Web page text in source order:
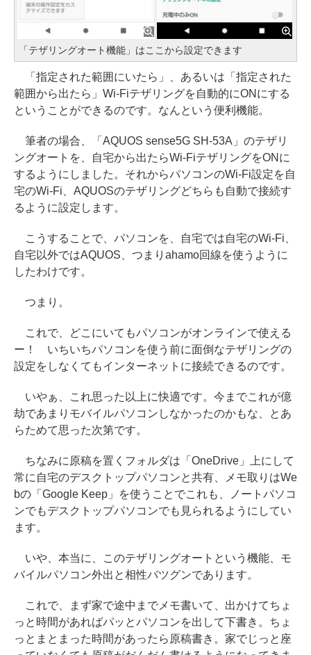
「テザリングオート機能」はここから設定できます
「指定された範囲にいたら」、あるいは「指定された
範囲から出たら」Wi-Fiテザリングを自動的にONにする
ということができるのです。なんという便利機能。
筆者の場合、「AQUOS sense5G SH-53A」のテザリ
ングオートを、自宅から出たらWi-FiテザリングをONに
するようにしました。それからパソコンのWi-Fi設定を自
宅のWi-Fi、AQUOSのテザリングどちらも自動で接続す
るように設定します。
こうすることで、パソコンを、自宅では自宅のWi-Fi、
自宅以外ではAQUOS、つまりahamo回線を使うように
したわけです。
つまり。
これで、どこにいてもパソコンがオンラインで使える
ー！ いちいちパソコンを使う前に面倒なテザリングの
設定をしなくてもインターネットに接続できるのです。
いやぁ、これ思った以上に快適です。今までこれが億
劫であまりモバイルパソコンしなかったのかもな、とあ
らためて思った次第です。
ちなみに原稿を置くフォルダは「OneDrive」上にして
常に自宅のデスクトップパソコンと共有、メモ取りはWe
bの「Google Keep」を使うことでこれも、ノートパソコ
ンでもデスクトップパソコンでも見られるようにしてい
ます。
いや、本当に、このテザリングオートという機能、モ
バイルパソコン外出と相性バツグンであります。
これで、まず家で途中までメモ書いて、出かけてちょ
っと時間があればパッとパソコンを出して下書き。ちょ
っとまとまった時間があったら原稿書き。家でじっと座